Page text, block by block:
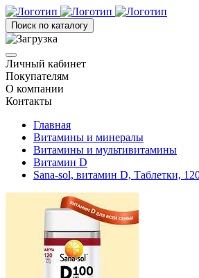
Поиск по каталогу
Личный кабинет
Покупателям
О компании
Контакты
Главная
Витамины и минералы
Витамины и мультивитамины
Витамин D
Sana-sol, витамин D, Таблетки,